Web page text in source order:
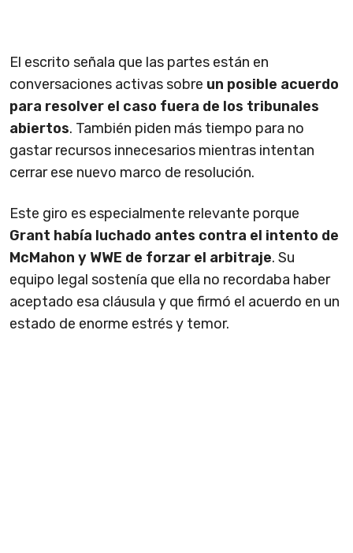
El escrito señala que las partes están en
conversaciones activas sobre un posible acuerdo
para resolver el caso fuera de los tribunales
abiertos. También piden más tiempo para no
gastar recursos innecesarios mientras intentan
cerrar ese nuevo marco de resolución.
Este giro es especialmente relevante porque
Grant había luchado antes contra el intento de
McMahon y WWE de forzar el arbitraje. Su
equipo legal sostenía que ella no recordaba haber
aceptado esa cláusula y que firmó el acuerdo en un
estado de enorme estrés y temor.